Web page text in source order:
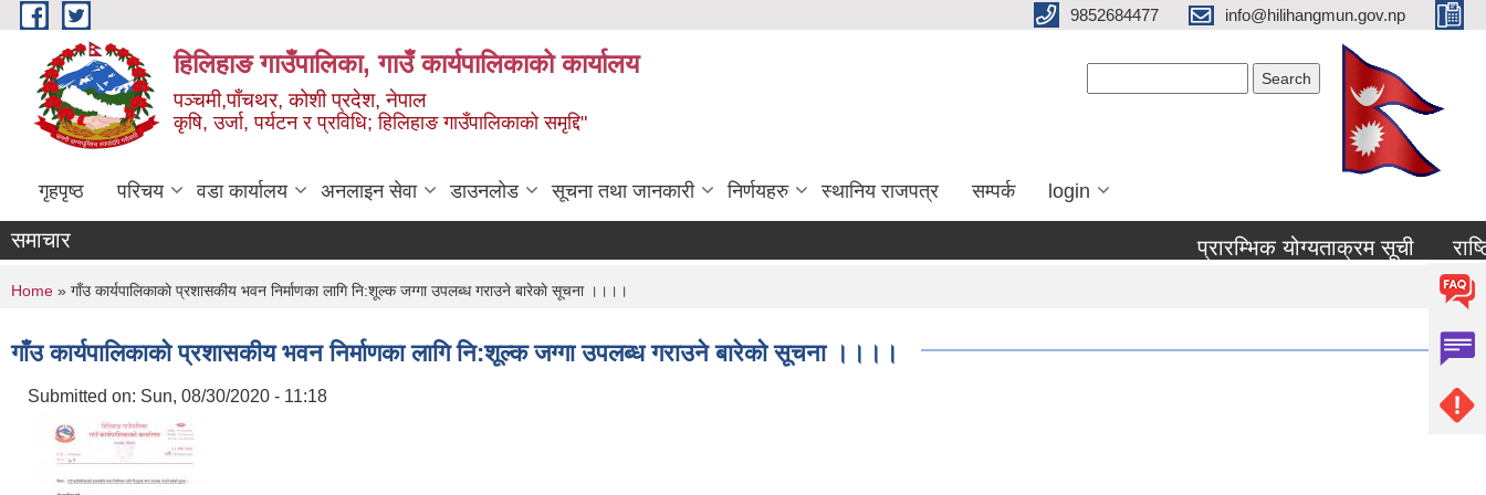
Skip to main content 9852684477 info@hilihangmun.gov.np
हिलिहाङ गाउँपालिका, गाउँ कार्यपालिकाको कार्यालय
पञ्चमी,पाँचथर, कोशी प्रदेश, नेपाल
कृषि, उर्जा, पर्यटन र प्रविधि; हिलिहाङ गाउँपालिकाको समृद्दि"
गृहपृष्ठ परिचय वडा कार्यालय अनलाइन सेवा डाउनलोड सूचना तथा जानकारी निर्णयहरु स्थानिय राजपत्र सम्पर्क login
समाचार प्रारम्भिक योग्यताक्रम सूची
You are here
Home » गाँउ कार्यपालिकाकाे प्रशासकीय भवन निर्माणका लागि नि:शूल्क जग्गा उपलब्ध गराउने बारेकाे सूचना ।।।।
गाँउ कार्यपालिकाकाे प्रशासकीय भवन निर्माणका लागि नि:शूल्क जग्गा उपलब्ध गराउने बारेकाे सूचना ।।।।
Submitted on: Sun, 08/30/2020 - 11:18